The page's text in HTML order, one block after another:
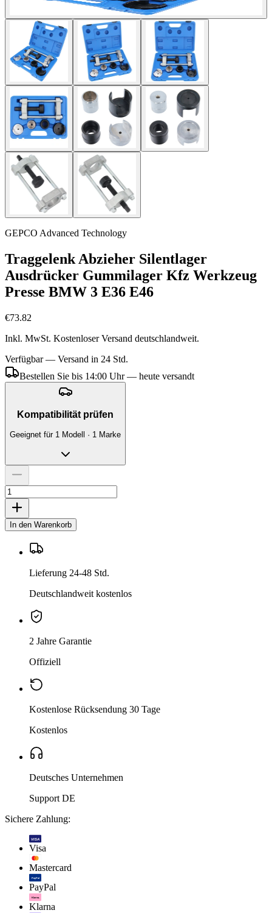
GEPCO Advanced Technology
Traggelenk Abzieher Silentlager
Ausdrücker Gummilager Kfz Werkzeug
Presse BMW 3 E36 E46
€73.82
Inkl. MwSt. Kostenloser Versand deutschlandweit.
Verfügbar — Versand in 24 Std.
Bestellen Sie bis 14:00 Uhr — heute versandt
Kompatibilität prüfen
Geeignet für 1 Modell · 1 Marke
In den Warenkorb
Lieferung 24-48 Std.
Deutschlandweit kostenlos
2 Jahre Garantie
Offiziell
Kostenlose Rücksendung 30 Tage
Kostenlos
Deutsches Unternehmen
Support DE
Sichere Zahlung:
VISA
Visa
Mastercard
PayPal
PayPal
Klarna.
Klarna